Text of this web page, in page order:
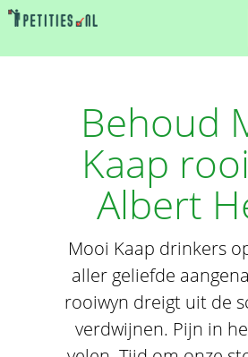
Behoud
Kaap
Albert
Mooi Kaap drinkers
aller geliefde
rooiwyn dreigt uit de
verdwijnen. Pijn in